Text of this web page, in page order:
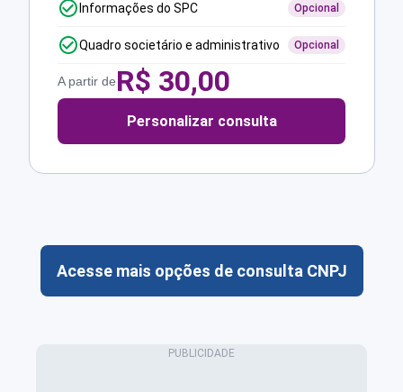
Informações do SPC Opcional
Quadro societário e administrativo Opcional
A partir deR$ 30,00
Personalizar consulta
Acesse mais opções de consulta CNPJ